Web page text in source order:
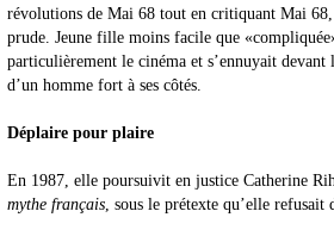
révolutions de Mai 68 tout en critiquant Mai 68,
prude. Jeune fille moins facile que
particulièrement le cinéma et s’ennuyait
d’un homme fort à ses côtés.
Déplaire pour plaire
En 1987, elle poursuivit en justice Catherine
mythe français, sous le prétexte qu’elle